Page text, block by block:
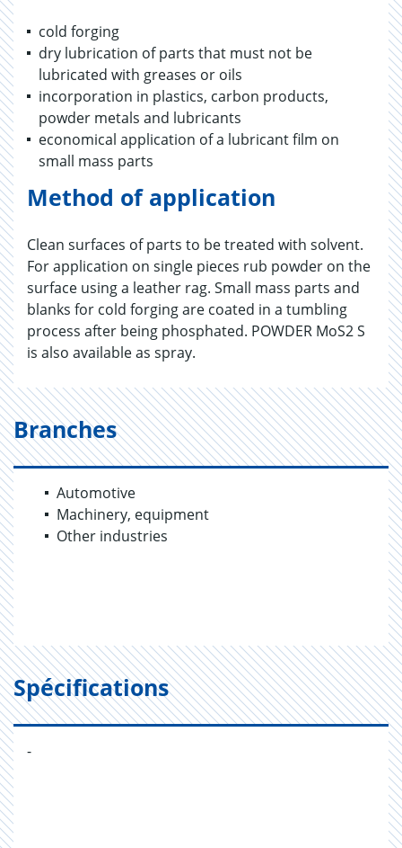
cold forging
dry lubrication of parts that must not be
lubricated with greases or oils
incorporation in plastics, carbon products,
powder metals and lubricants
economical application of a lubricant film on
small mass parts
Method of application
Clean surfaces of parts to be treated with solvent.
For application on single pieces rub powder on the
surface using a leather rag. Small mass parts and
blanks for cold forging are coated in a tumbling
process after being phosphated. POWDER MoS2 S
is also available as spray.
Branches
Automotive
Machinery, equipment
Other industries
Spécifications
-